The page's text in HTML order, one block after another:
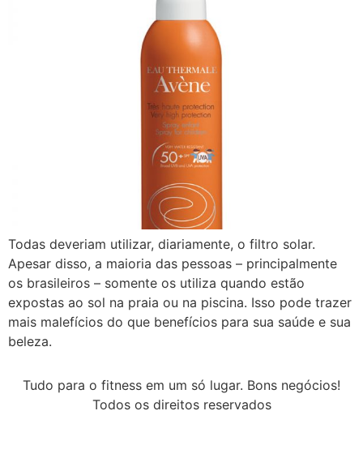
Todas deveriam utilizar, diariamente, o filtro solar.
Apesar disso, a maioria das pessoas – principalmente
os brasileiros – somente os utiliza quando estão
expostas ao sol na praia ou na piscina. Isso pode trazer
mais malefícios do que benefícios para sua saúde e sua
beleza.
Tudo para o fitness em um só lugar. Bons negócios!
Todos os direitos reservados